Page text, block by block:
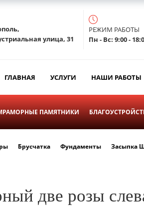
улица, 31
РЕЖИМ РАБОТЫ
Пн - Вс: 9:00 -
ГЛАВНАЯ УСЛУГИ НАШИ РАБОТЫ
ПАМЯТНИКИ
Брусчатка Фундаменты Засыпка
две розы